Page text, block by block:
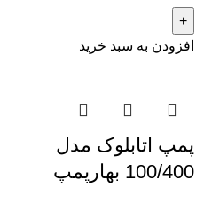
افزودن به سبد خرید
پمپ اتابلوک مدل
100/400 بهارپمپ